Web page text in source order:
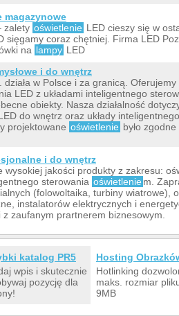
magazynowe
zalety oświetlenie LED cieszy się w
sięgamy coraz chętniej. Firma LED
na lampy LED
i do wnętrz
w Polsce i za granicą.
LED z układami inteligentnego
obiekty. Nasza działalność
do wnętrz oraz układy
projektowane oświetlenie było
i do wnętrz
wysokiej jakości produkty z zakresu:
sterowania oświetlenie m.
(folowoltaika, turbiny wiatrowe),
instalatorów elektrycznych i
zaufanym prartnerem biznesowym.
katalog PR5
wpis i skutecznie
pozycję dla
Hosting
Hotlinking
maks. rozmiar
9MB